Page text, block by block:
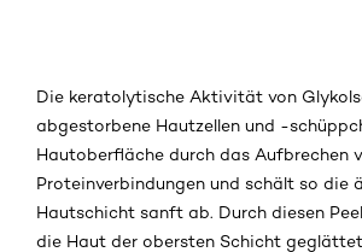
Die keratolytische Aktivität von
abgestorbene Hautzellen und -
Hautoberfläche durch das Aufbrechen
Proteinverbindungen und schält so die
Hautschicht sanft ab. Durch diesen
die Haut der obersten Schicht